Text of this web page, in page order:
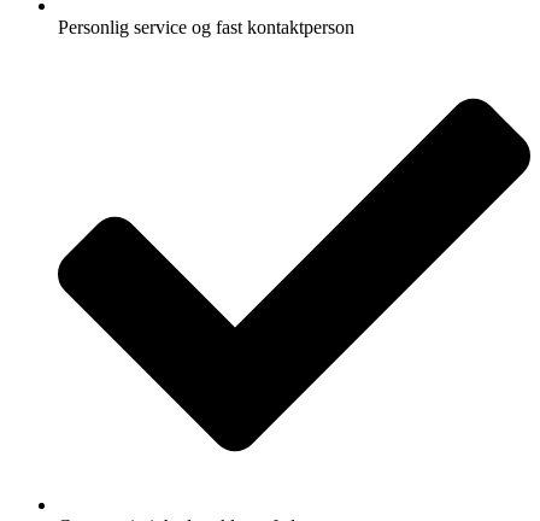
Personlig service og fast kontaktperson